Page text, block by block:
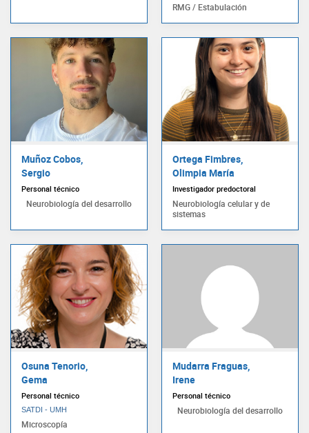
RMG / Estabulación
Muñoz Cobos,
Sergio
Personal técnico
Neurobiología del desarrollo
Ortega Fimbres,
Olimpia María
Investigador predoctoral
Neurobiología celular y de
sistemas
Osuna Tenorio,
Gema
Personal técnico
SATDI - UMH
Microscopía
Mudarra Fraguas,
Irene
Personal técnico
Neurobiología del desarrollo